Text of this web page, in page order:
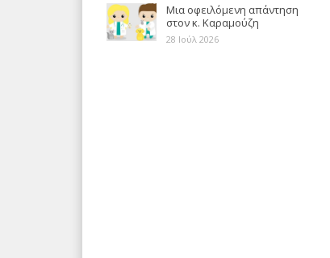
Μια οφειλόμενη απάντηση
στον κ. Καραμούζη
28 Ιούλ 2026